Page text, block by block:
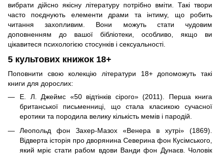
вибрати дійсно якісну літературу потрібно вміти. Такі твори
часто поєднують елементи драми та інтиму, що робить
читання захопливим. Вони можуть стати чудовим
доповненням до вашої бібліотеки, особливо, якщо ви
цікавитеся психологією стосунків і сексуальності.
5 культових книжок 18+
Поповнити свою колекцію літератури 18+ допоможуть такі
книги для дорослих:
Е. Л. Джеймс «50 відтінків сірого» (2011). Перша книга
британської письменниці, що стала класикою сучасної
еротики та породила велику кількість мемів і пародій.
Леопольд фон Захер-Мазох «Венера в хутрі» (1869).
Відверта історія про дворянина Северина фон Кусімського,
який мріє стати рабом вдови Ванди фон Дунаєв. Чоловік